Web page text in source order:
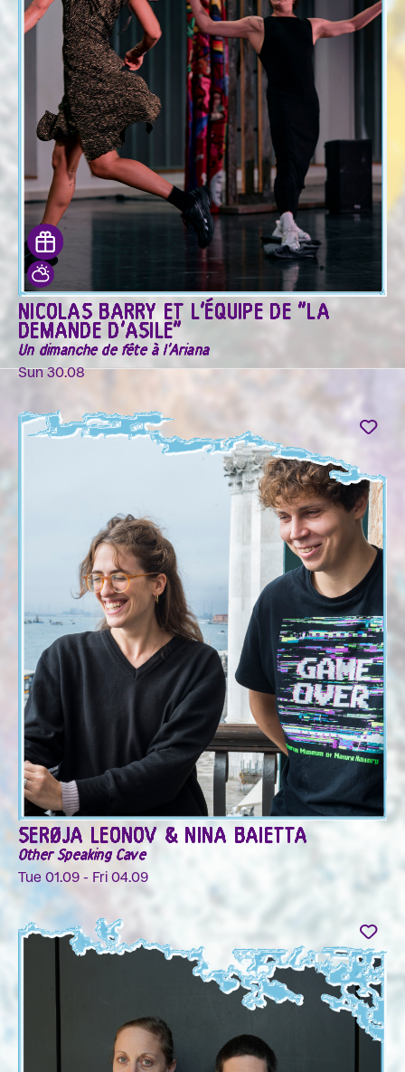
NICOLAS BARRY ET L'ÉQUIPE DE "LA
DEMANDE D'ASILE"
Un dimanche de fête à l'Ariana
Sun 30.08
SERØJA LEONOV & NINA BAIETTA
Other Speaking Cave
Tue 01.09 - Fri 04.09